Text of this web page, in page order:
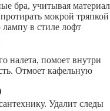
бра, учитывая материал
мокрой тряпкой
в стиле лофт
налета, помоет внутри
Отмоет кафельную
Удалит следы